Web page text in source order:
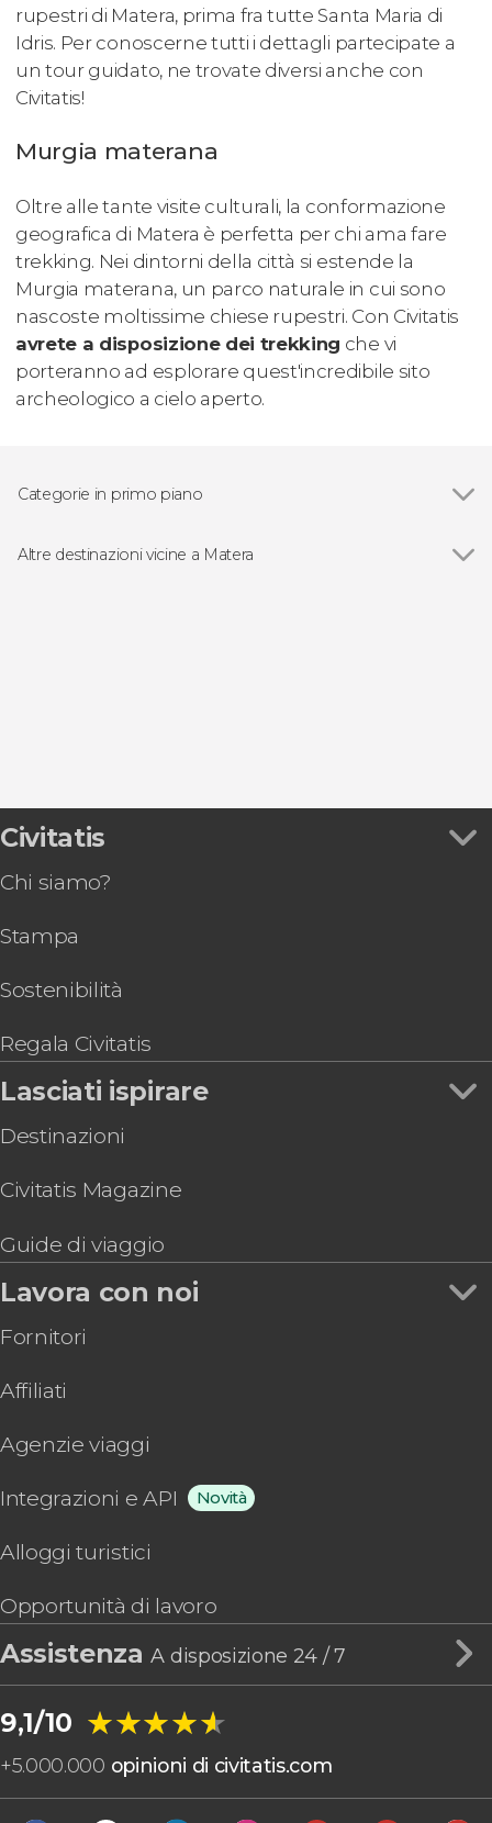
rupestri di Matera, prima fra tutte Santa Maria di
Idris. Per conoscerne tutti i dettagli partecipate a
un tour guidato, ne trovate diversi anche con
Civitatis!
Murgia materana
Oltre alle tante visite culturali, la conformazione
geografica di Matera è perfetta per chi ama fare
trekking. Nei dintorni della città si estende la
Murgia materana, un parco naturale in cui sono
nascoste moltissime chiese rupestri. Con Civitatis
avrete a disposizione dei trekking che vi
porteranno ad esplorare quest'incredibile sito
archeologico a cielo aperto.
Categorie in primo piano
Altre destinazioni vicine a Matera
Civitatis
Chi siamo?
Stampa
Sostenibilità
Regala Civitatis
Lasciati ispirare
Destinazioni
Civitatis Magazine
Guide di viaggio
Lavora con noi
Fornitori
Affiliati
Agenzie viaggi
Integrazioni e API Novità
Alloggi turistici
Opportunità di lavoro
AssistenzaA disposizione 24 / 7
9,1/10 ★★★★★
★★★★★
+5.000.000 opinioni di civitatis.com